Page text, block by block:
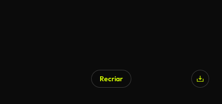
Recriar